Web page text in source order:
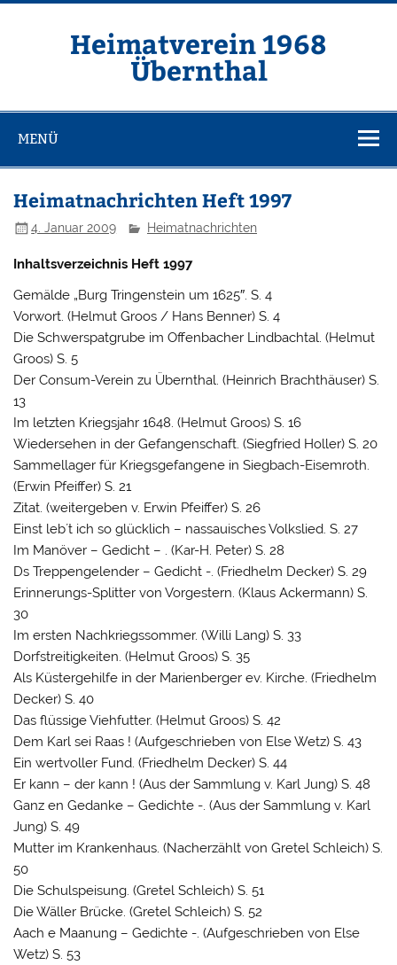
Zum
Heimatverein 1968
Übernthal
MENÜ
Heimatnachrichten Heft 1997
4. Januar 2009 Heimatnachrichten
Inhaltsverzeichnis Heft 1997
Gemälde „Burg Tringenstein um 1625″. S. 4
Vorwort. (Helmut Groos / Hans Benner) S. 4
Die Schwerspatgrube im Offenbacher Lindbachtal. (Helmut
Groos) S. 5
Der Consum-Verein zu Übernthal. (Heinrich Brachthäuser) S.
13
Im letzten Kriegsjahr 1648. (Helmut Groos) S. 16
Wiedersehen in der Gefangenschaft. (Siegfried Holler) S. 20
Sammellager für Kriegsgefangene in Siegbach-Eisemroth.
(Erwin Pfeiffer) S. 21
Zitat. (weitergeben v. Erwin Pfeiffer) S. 26
Einst leb´t ich so glücklich – nassauisches Volkslied. S. 27
Im Manöver – Gedicht – . (Kar-H. Peter) S. 28
Ds Treppengelender – Gedicht -. (Friedhelm Decker) S. 29
Erinnerungs-Splitter von Vorgestern. (Klaus Ackermann) S.
30
Im ersten Nachkriegssommer. (Willi Lang) S. 33
Dorfstreitigkeiten. (Helmut Groos) S. 35
Als Küstergehilfe in der Marienberger ev. Kirche. (Friedhelm
Decker) S. 40
Das flüssige Viehfutter. (Helmut Groos) S. 42
Dem Karl sei Raas ! (Aufgeschrieben von Else Wetz) S. 43
Ein wertvoller Fund. (Friedhelm Decker) S. 44
Er kann – der kann ! (Aus der Sammlung v. Karl Jung) S. 48
Ganz en Gedanke – Gedichte -. (Aus der Sammlung v. Karl
Jung) S. 49
Mutter im Krankenhaus. (Nacherzählt von Gretel Schleich) S.
50
Die Schulspeisung. (Gretel Schleich) S. 51
Die Wäller Brücke. (Gretel Schleich) S. 52
Aach e Maanung – Gedichte -. (Aufgeschrieben von Else
Wetz) S. 53